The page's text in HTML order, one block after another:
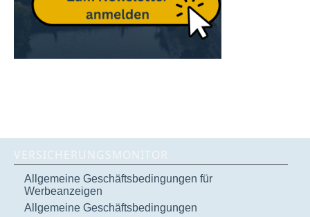
VERSICHERUNGSMONITOR
Allgemeine Geschäftsbedingungen für
Werbeanzeigen
Allgemeine Geschäftsbedingungen